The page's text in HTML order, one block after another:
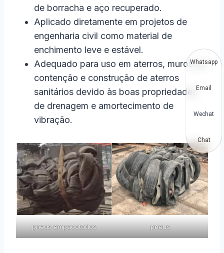
de borracha e aço recuperado.
Aplicado diretamente em projetos de
engenharia civil como material de
enchimento leve e estável.
Adequado para uso em aterros, muros de
contenção e construção de aterros
sanitários devido às boas propriedades
de drenagem e amortecimento de
vibração.
pneus empacotados pneus
Whatsapp
Email
Wechat
Chat